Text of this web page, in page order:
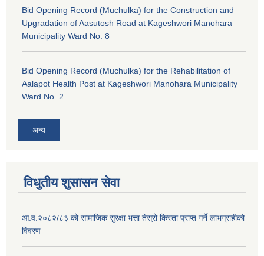
Bid Opening Record (Muchulka) for the Construction and
Upgradation of Aasutosh Road at Kageshwori Manohara
Municipality Ward No. 8
Bid Opening Record (Muchulka) for the Rehabilitation of
Aalapot Health Post at Kageshwori Manohara Municipality
Ward No. 2
अन्य
विधुतीय शुसासन सेवा
आ.व.२०८२/८३ को सामाजिक सुरक्षा भत्ता तेस्रो किस्ता प्राप्त गर्ने लाभग्राहीको
विवरण